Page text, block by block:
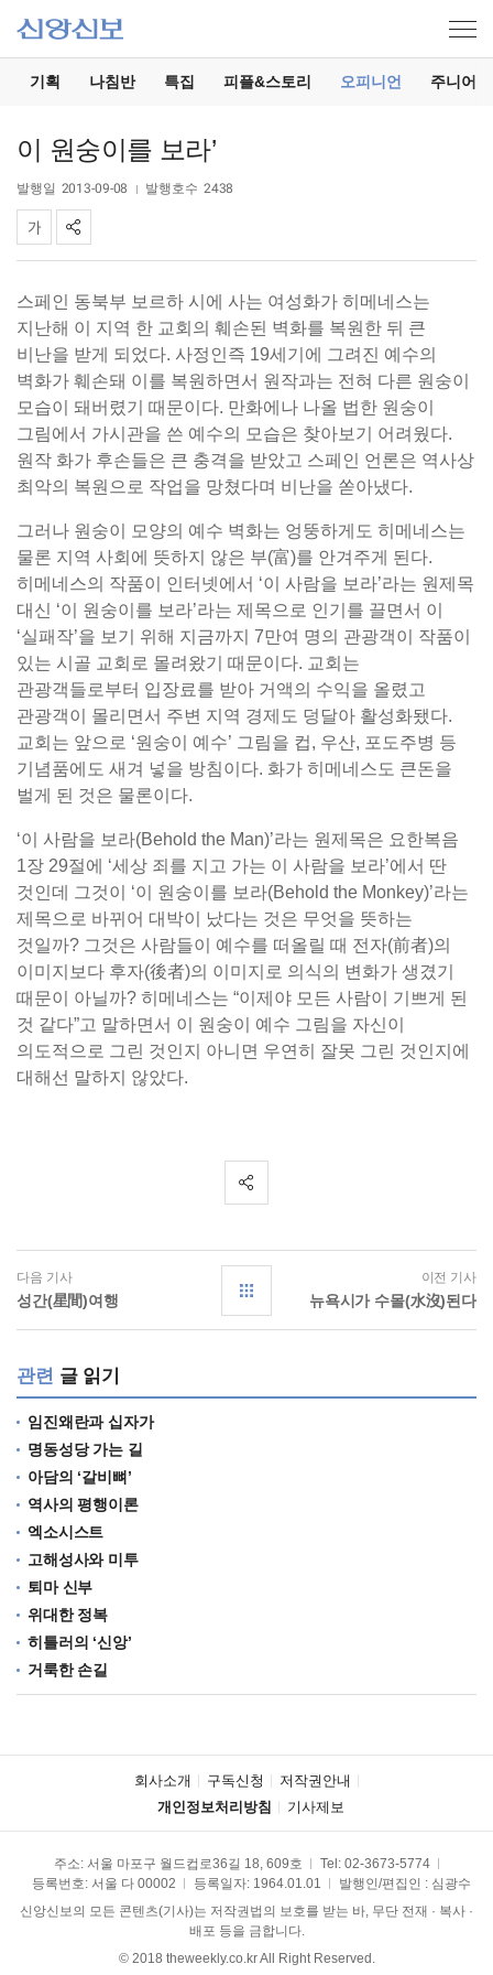
기획 나침반 특집 피플&스토리 오피니언 주니어
이 원숭이를 보라’
발행일 2013-09-08 발행호수 2438
스페인 동북부 보르하 시에 사는 여성화가 히메네스는
지난해 이 지역 한 교회의 훼손된 벽화를 복원한 뒤 큰
비난을 받게 되었다. 사정인즉 19세기에 그려진 예수의
벽화가 훼손돼 이를 복원하면서 원작과는 전혀 다른 원숭이
모습이 돼버렸기 때문이다. 만화에나 나올 법한 원숭이
그림에서 가시관을 쓴 예수의 모습은 찾아보기 어려웠다.
원작 화가 후손들은 큰 충격을 받았고 스페인 언론은 역사상
최악의 복원으로 작업을 망쳤다며 비난을 쏟아냈다.
그러나 원숭이 모양의 예수 벽화는 엉뚱하게도 히메네스는
물론 지역 사회에 뜻하지 않은 부(富)를 안겨주게 된다.
히메네스의 작품이 인터넷에서 ‘이 사람을 보라’라는 원제목
대신 ‘이 원숭이를 보라’라는 제목으로 인기를 끌면서 이
‘실패작’을 보기 위해 지금까지 7만여 명의 관광객이 작품이
있는 시골 교회로 몰려왔기 때문이다. 교회는
관광객들로부터 입장료를 받아 거액의 수익을 올렸고
관광객이 몰리면서 주변 지역 경제도 덩달아 활성화됐다.
교회는 앞으로 ‘원숭이 예수’ 그림을 컵, 우산, 포도주병 등
기념품에도 새겨 넣을 방침이다. 화가 히메네스도 큰돈을
벌게 된 것은 물론이다.
‘이 사람을 보라(Behold the Man)’라는 원제목은 요한복음
1장 29절에 ‘세상 죄를 지고 가는 이 사람을 보라’에서 딴
것인데 그것이 ‘이 원숭이를 보라(Behold the Monkey)’라는
제목으로 바뀌어 대박이 났다는 것은 무엇을 뜻하는
것일까? 그것은 사람들이 예수를 떠올릴 때 전자(前者)의
이미지보다 후자(後者)의 이미지로 의식의 변화가 생겼기
때문이 아닐까? 히메네스는 “이제야 모든 사람이 기쁘게 된
것 같다”고 말하면서 이 원숭이 예수 그림을 자신이
의도적으로 그린 것인지 아니면 우연히 잘못 그린 것인지에
대해선 말하지 않았다.
다음 기사
성간(星間)여행
이전 기사
뉴욕시가 수몰(水沒)된다
관련 글 읽기
임진왜란과 십자가
명동성당 가는 길
아담의 ‘갈비뼈’
역사의 평행이론
엑소시스트
고해성사와 미투
퇴마 신부
위대한 정복
히틀러의 ‘신앙’
거룩한 손길
회사소개 구독신청
저작권안내
개인정보처리방침
기사제보
주소: 서울 마포구 월드컵로36길 18, 609호 Tel: 02-3673-5774
등록번호: 서울 다 00002
등록일자: 1964.01.01
발행인/편집인 : 심광수
신앙신보의 모든 콘텐츠(기사)는 저작권법의 보호를 받는 바, 무단 전재 · 복사 ·
배포 등을 금합니다.
© 2018 theweekly.co.kr All Right Reserved.